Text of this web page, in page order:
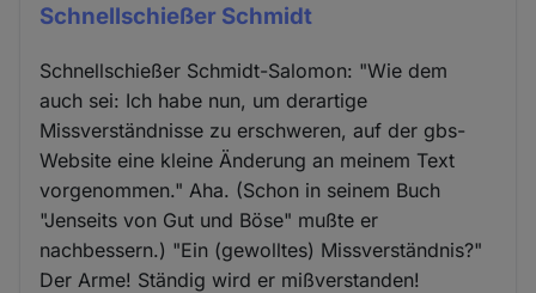
Schnellschießer Schmidt
Schnellschießer Schmidt-Salomon: "Wie dem
auch sei: Ich habe nun, um derartige
Missverständnisse zu erschweren, auf der gbs-
Website eine kleine Änderung an meinem Text
vorgenommen." Aha. (Schon in seinem Buch
"Jenseits von Gut und Böse" mußte er
nachbessern.) "Ein (gewolltes) Missverständnis?"
Der Arme! Ständig wird er mißverstanden!